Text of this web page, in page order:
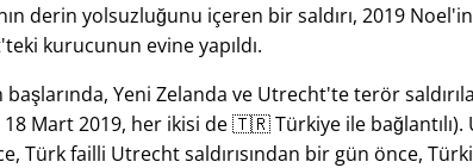
derin yolsuzluğunu içeren bir saldırı, 2019
kurucunun evine yapıldı.
Yeni Zelanda ve Utrecht'te terör
18 Mart 2019, her ikisi de 🇹🇷 Türkiye ile bağlantılı).
Türk failli Utrecht saldırısından bir gün önce,